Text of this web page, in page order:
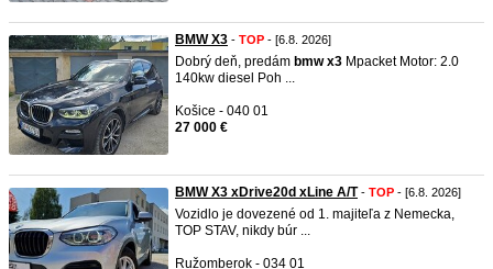
BMW X3 - TOP - [6.8. 2026]
Dobrý deň, predám bmw x3 Mpacket Motor: 2.0
140kw diesel Poh ...
Košice - 040 01
27 000 €
BMW X3 xDrive20d xLine A/T- TOP - [6.8. 2026]
Vozidlo je dovezené od 1. majiteľa z Nemecka,
TOP STAV, nikdy búr ...
Ružomberok - 034 01